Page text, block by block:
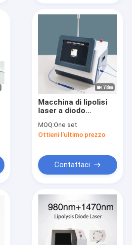
Macchina di lipolisi
laser a diodo
per la
contornizzazione del
MOQ:One set
Ottieni l'ultimo prezzo
Contattaci